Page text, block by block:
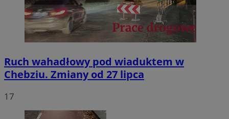
Ruch wahadłowy pod wiaduktem w
Chebziu. Zmiany od 27 lipca
17